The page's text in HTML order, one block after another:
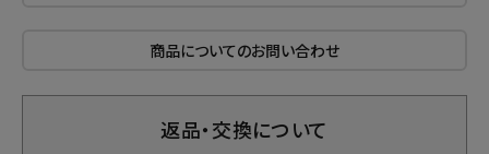
商品についてのお問い合わせ
返品・交換について